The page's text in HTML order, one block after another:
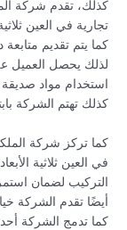
كذلك، تقدم شركة
تجارية في العين
كما يتم تقديم
لذلك يحصل العميل
استخدام مواد صديقة
كذلك تهتم الشركة
كما تركز شركة
في العين ثلاثية
التركيب لضمان
أيضًا تقدم الشركة
كما تدمج الشركة